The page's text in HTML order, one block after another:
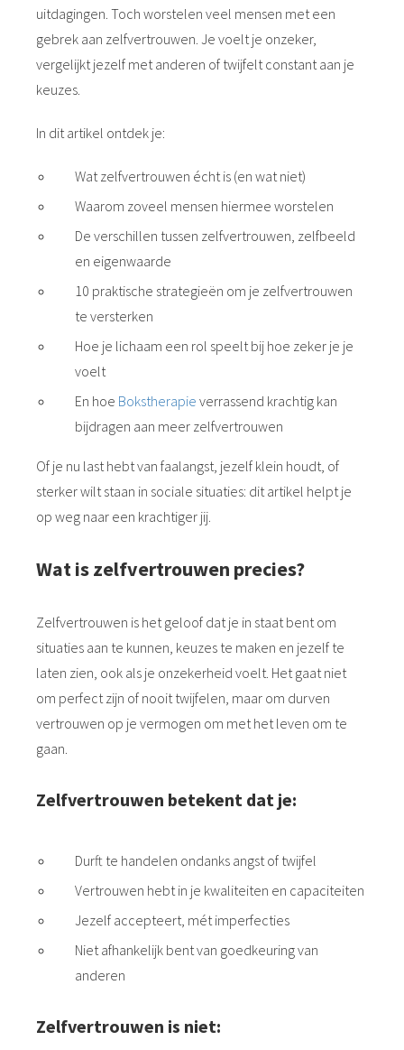
uitdagingen. Toch worstelen veel mensen met een
gebrek aan zelfvertrouwen. Je voelt je onzeker,
vergelijkt jezelf met anderen of twijfelt constant aan je
keuzes.
In dit artikel ontdek je:
Wat zelfvertrouwen écht is (en wat niet)
Waarom zoveel mensen hiermee worstelen
De verschillen tussen zelfvertrouwen, zelfbeeld
en eigenwaarde
10 praktische strategieën om je zelfvertrouwen
te versterken
Hoe je lichaam een rol speelt bij hoe zeker je je
voelt
En hoe Bokstherapie verrassend krachtig kan
bijdragen aan meer zelfvertrouwen
Of je nu last hebt van faalangst, jezelf klein houdt, of
sterker wilt staan in sociale situaties: dit artikel helpt je
op weg naar een krachtiger jij.
Wat is zelfvertrouwen precies?
Zelfvertrouwen is het geloof dat je in staat bent om
situaties aan te kunnen, keuzes te maken en jezelf te
laten zien, ook als je onzekerheid voelt. Het gaat niet
om perfect zijn of nooit twijfelen, maar om durven
vertrouwen op je vermogen om met het leven om te
gaan.
Zelfvertrouwen betekent dat je:
Durft te handelen ondanks angst of twijfel
Vertrouwen hebt in je kwaliteiten en capaciteiten
Jezelf accepteert, mét imperfecties
Niet afhankelijk bent van goedkeuring van
anderen
Zelfvertrouwen is niet: